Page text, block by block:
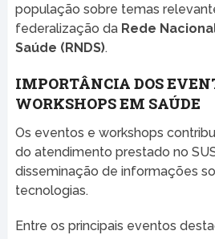
população sobre temas
federalização da Rede
Saúde (RNDS).
IMPORTÂNCIA DOS
WORKSHOPS EM SAÚDE
Os eventos e workshops
do atendimento prestado no
disseminação de informações
tecnologias.
Entre os principais eventos